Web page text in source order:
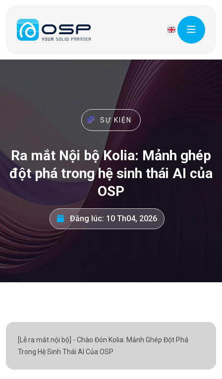
SỰ KIỆN
Ra mắt Nội bộ Kolia: Mảnh ghép
đột phá trong hệ sinh thái AI của
OSP
Đăng lúc: 10 Th04, 2026
[Lễ ra mắt nội bộ] - Chào Đón Kolia: Mảnh Ghép Đột Phá
Trong Hệ Sinh Thái AI Của OSP